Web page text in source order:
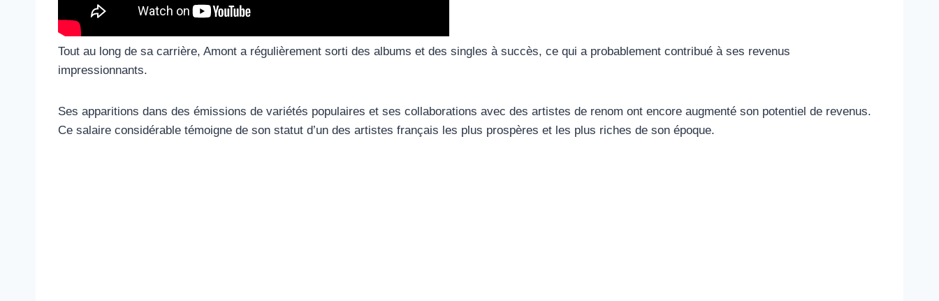
Tout au long de sa carrière, Amont a régulièrement sorti des albums et des singles à succès, ce qui a probablement contribué à ses revenus
impressionnants.
Ses apparitions dans des émissions de variétés populaires et ses collaborations avec des artistes de renom ont encore augmenté son potentiel de revenus.
Ce salaire considérable témoigne de son statut d’un des artistes français les plus prospères et les plus riches de son époque.